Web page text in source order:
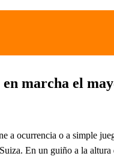
marcha el
ocurrencia o a simple
En un guiño a la altura